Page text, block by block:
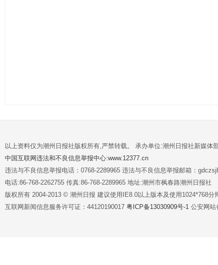
以上资料仅为潮州日报社版权所有,严禁转载。 承办单位:潮州日报社新媒体
中国互联网违法和不良信息举报中心:www.12377.cn
违法与不良信息举报电话：0768-2289965 违法与不良信息举报邮箱：
电话:86-768-2262755 传真:86-768-2289965 地址:潮州市枫春路潮州日报社
版权所有 2004-2013 © 潮州日报 建议使用IE8.0以上版本及使用1024*768分
互联网新闻信息服务许可证：44120190017 粤ICP备13030909号-1 公安网站